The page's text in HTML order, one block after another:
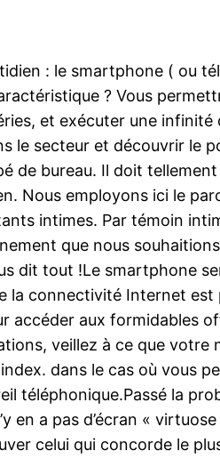
: le smartphone ( ou
? Vous
et exécuter une
le secteur et découvrir le
de bureau. Il doit
Nous employons ici le
intimes. Par témoin
que nous
dit tout !Le smartphone
connectivité Internet est
accéder aux formidables
veillez à ce que
dans le cas où vous
téléphonique.Passé la
en a pas d’écran «
celui qui concorde le